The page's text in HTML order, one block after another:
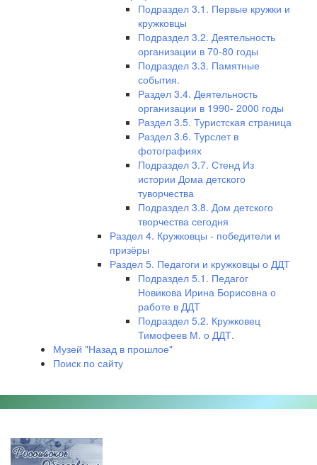
Подраздел 3.1. Первые кружки и
кружковцы
Подраздел 3.2. Деятельность
организации в 70-80 годы
Подраздел 3.3. Памятные
события.
Раздел 3.4. Деятельность
организации в 1990- 2000 годы
Раздел 3.5. Туристская страница
Раздел 3.6. Турслет в
фотографиях
Подраздел 3.7. Стенд Из
истории Дома детского
туворчества
Подраздел 3.8. Дом детского
творчества сегодня
Раздел 4. Кружковцы - победители и
призёры
Раздел 5. Педагоги и кружковцы о ДДТ
Подраздел 5.1. Педагог
Новикова Ирина Борисовна о
работе в ДДТ
Подраздел 5.2. Кружковец
Тимофеев М. о ДДТ.
Музей "Назад в прошлое"
Поиск по сайту